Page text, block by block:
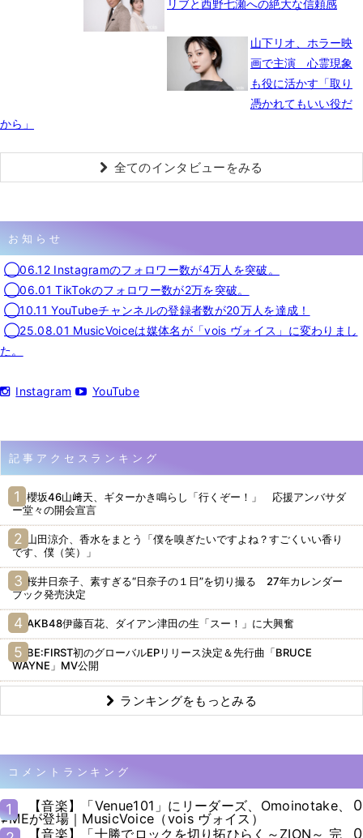
リブと西野七瀬への絶大な信頼感
山下リオ、ホラー映
画で主演 心霊現象
も役に活かす「取り
憑かれてもいい役だ
から」
全てのインタビューをみる
お知らせ
◯06.12 Instagramのフォロワー数が4万人を突破。
◯06.01 TikTokのフォロワー数が2万を突破。
◯10.11 YouTubeチャンネルの登録者数が20万人を達成！
◯25.08.01 MusicVoiceは媒体名が「vois ヴォイス」に変わりまし
た。
Instagram YouTube
記事アクセスランキング
櫻坂46山﨑天、ギターかき鳴らし「行くぞー！」 応援アンバサダ
ー堂々の開会宣言
山田涼介、香水をまとう「僕を嗅ぎたいですよね？すごくいい香り
です、僕（笑）」
桜井日奈子、素すぎる“日奈子の１日”を切り撮る 27年カレンダー
ブック発売決定
AKB48伊藤百花、ダイアン津田の生「スー！」に大興奮
BE:FIRST初のグローバルEPリリース決定＆先行曲「BRUCE
WAYNE」MV公開
ランキングをもっとみる
コメントランキング
1
【音楽】「Venue101」にリーダーズ、Omoinotake、
≠MEが登場｜MusicVoice（vois ヴォイス）
0
【音楽】「十勝でロックを切り拓ひらく～ZION～ 完 0